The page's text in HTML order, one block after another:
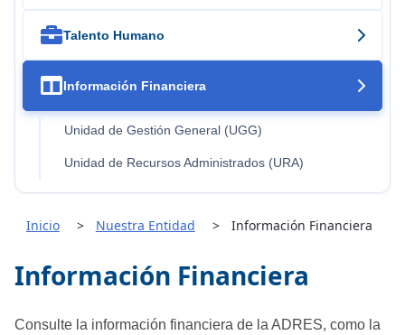
Talento Humano
 Información Financiera
Unidad de Gestión General (UGG)
Unidad de Recursos Administrados (URA)
Inicio Nuestra Entidad Información Financiera
Información Financiera
Consulte la información financiera de la ADRES, como la